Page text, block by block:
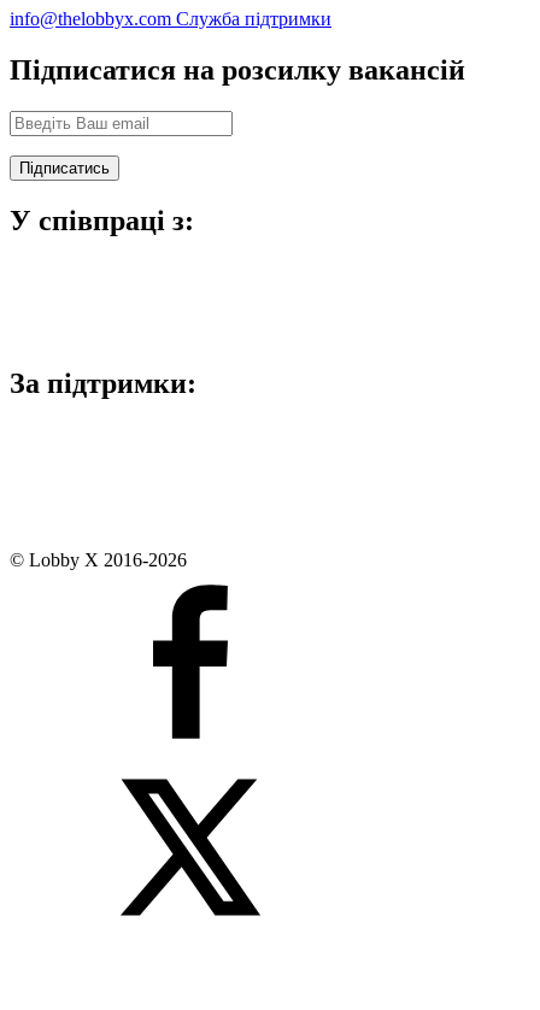
info@thelobbyx.com Служба підтримки
Підписатися на розсилку вакансій
У співпраці з:
За підтримки:
© Lobby X 2016-2026